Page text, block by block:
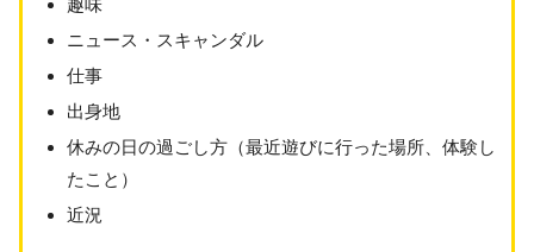
趣味
ニュース・スキャンダル
仕事
出身地
休みの日の過ごし方（最近遊びに行った場所、体験し
たこと）
近況